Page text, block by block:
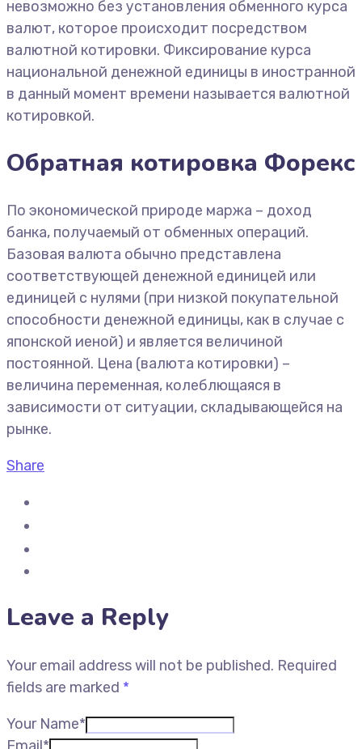
невозможно без установления обменного курса
валют, которое происходит посредством
валютной котировки. Фиксирование курса
национальной денежной единицы в иностранной
в данный момент времени называется валютной
котировкой.
Обратная котировка Форекс
По экономической природе маржа – доход
банка, получаемый от обменных операций.
Базовая валюта обычно представлена
соответствующей денежной единицей или
единицей с нулями (при низкой покупательной
способности денежной единицы, как в случае с
японской иеной) и является величиной
постоянной. Цена (валюта котировки) –
величина переменная, колеблющаяся в
зависимости от ситуации, складывающейся на
рынке.
Share
Leave a Reply
Your email address will not be published. Required
fields are marked *
Your Name*